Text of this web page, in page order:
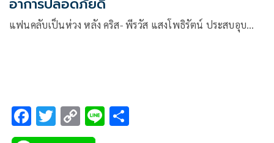
แฟนคลับเป็นห่วง หลัง คริส- พีรวัส แสงโพธิรัตน์ ประสบอุบ…
F
ac
T
wi
C
o
Li